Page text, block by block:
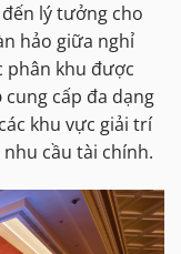
lý tưởng cho
hảo giữa nghỉ
phân khu được
cung cấp đa dạng
khu vực giải trí
cầu tài chính.